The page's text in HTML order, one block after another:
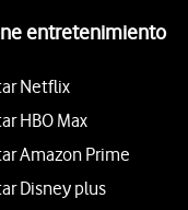
entretenimiento
Netflix
HBO Max
Amazon Prime
Disney plus